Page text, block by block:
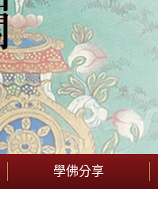
學佛分享